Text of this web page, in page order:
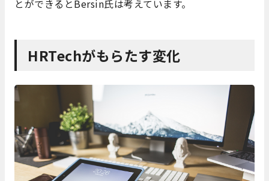
とができるとBersin氏は考えています。
HRTechがもらたす変化